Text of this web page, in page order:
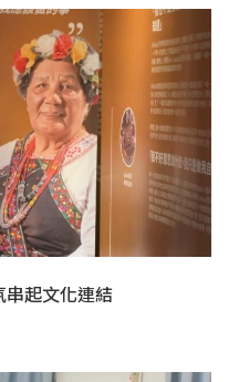
起文化連結